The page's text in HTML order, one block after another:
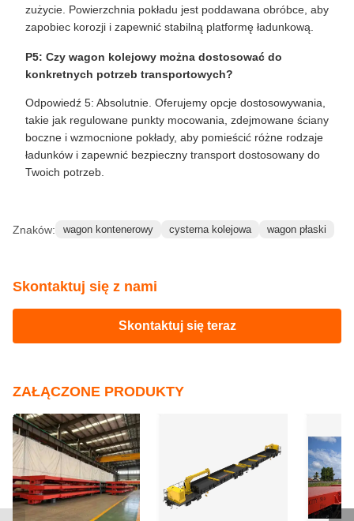
zużycie. Powierzchnia pokładu jest poddawana obróbce, aby
zapobiec korozji i zapewnić stabilną platformę ładunkową.
P5: Czy wagon kolejowy można dostosować do
konkretnych potrzeb transportowych?
Odpowiedź 5: Absolutnie. Oferujemy opcje dostosowywania,
takie jak regulowane punkty mocowania, zdejmowane ściany
boczne i wzmocnione pokłady, aby pomieścić różne rodzaje
ładunków i zapewnić bezpieczny transport dostosowany do
Twoich potrzeb.
Znaków: wagon kontenerowy cysterna kolejowa wagon płaski
Skontaktuj się z nami
Skontaktuj się teraz
ZAŁĄCZONE PRODUKTY